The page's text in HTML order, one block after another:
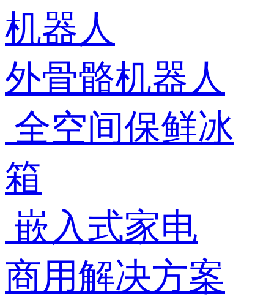
机器人
外骨骼机器人
全空间保鲜冰
箱
嵌入式家电
商用解决方案